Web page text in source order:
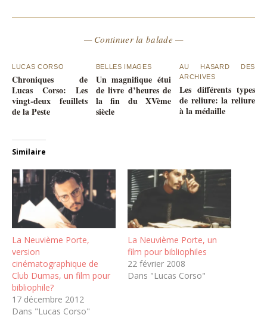
— Continuer la balade —
LUCAS CORSO
Chroniques de
Lucas Corso: Les
vingt-deux feuillets
de la Peste
BELLES IMAGES
Un magnifique étui
de livre d’heures de
la fin du XVème
siècle
AU HASARD DES
ARCHIVES
Les différents types
de reliure: la reliure
à la médaille
Similaire
La Neuvième Porte,
version
cinématographique de
Club Dumas, un film pour
bibliophile?
17 décembre 2012
Dans "Lucas Corso"
La Neuvième Porte, un
film pour bibliophiles
22 février 2008
Dans "Lucas Corso"